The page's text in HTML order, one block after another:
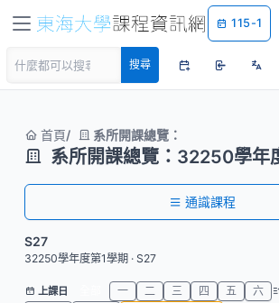
115-1
搜尋
首頁 系所開課總覽：
系所開課總覽：32250學年
通識課程
S27
32250學年度第1學期 · S27
上課日 一 二 三 四 五 六